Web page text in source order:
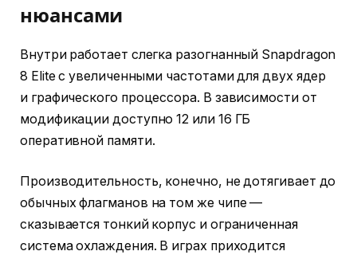
нюансами
Внутри работает слегка разогнанный Snapdragon
8 Elite с увеличенными частотами для двух ядер
и графического процессора. В зависимости от
модификации доступно 12 или 16 ГБ
оперативной памяти.
Производительность, конечно, не дотягивает до
обычных флагманов на том же чипе —
сказывается тонкий корпус и ограниченная
система охлаждения. В играх приходится